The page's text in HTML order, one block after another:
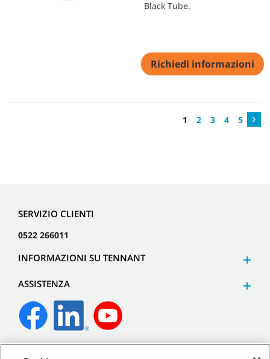
Black Tube.
Richiedi informazioni
1 2 3 4 5
SERVIZIO CLIENTI
0522 266011
INFORMAZIONI SU TENNANT
ASSISTENZA